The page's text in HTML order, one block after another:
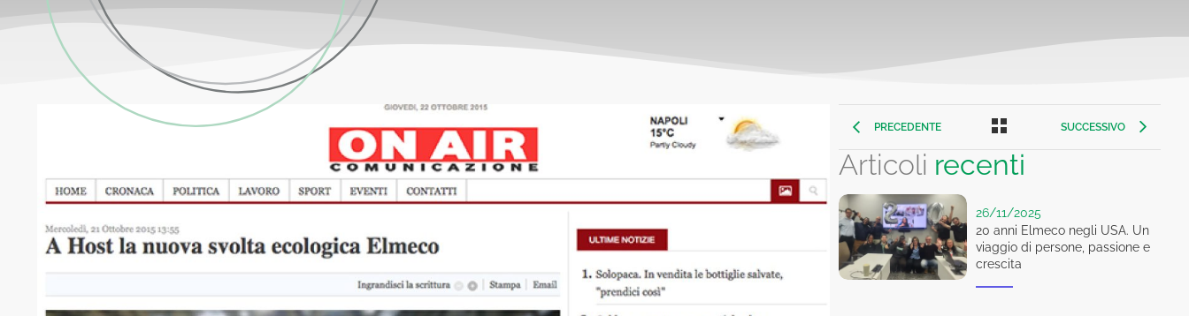
PRECEDENTE SUCCESSIVO
Articoli recenti
26/11/2025
20 anni Elmeco negli USA. Un
viaggio di persone, passione e
crescita